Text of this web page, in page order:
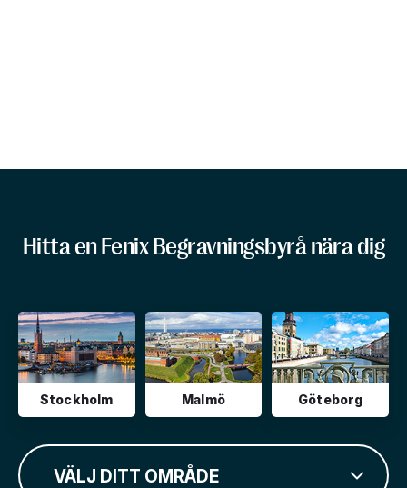
Hitta en Fenix Begravningsbyrå nära dig
Stockholm Malmö Göteborg
VÄLJ DITT OMRÅDE